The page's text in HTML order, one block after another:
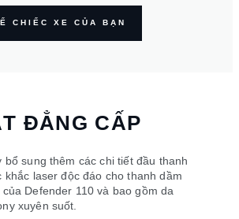
CHIẾC XE CỦA BẠN
ĐẲNG CẤP
bổ sung thêm các chi tiết đầu thanh
khắc laser độc đáo cho thanh dầm
Defender 110 và bao gồm da
xuyên suốt.